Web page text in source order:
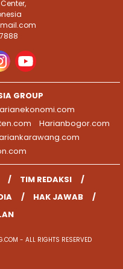
GROUP
Harianbogor.com
TIM REDAKSI
HAK JAWAB
- ALL RIGHTS RESERVED